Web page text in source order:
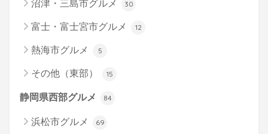
沼津・三島市グルメ 30
富士・富士宮市グルメ 12
熱海市グルメ 5
その他（東部） 15
静岡県西部グルメ 84
浜松市グルメ 69